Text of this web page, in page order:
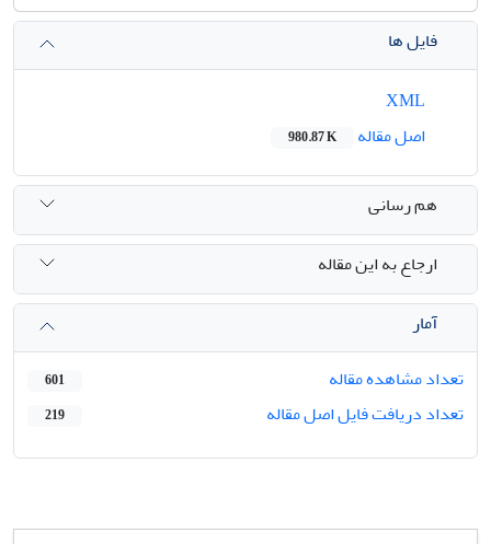
فایل ها
اصل مقاله
980.87 K
هم رسانی
ارجاع به این مقاله
آمار
تعداد مشاهده مقاله
601
تعداد دریافت فایل اصل مقاله 219